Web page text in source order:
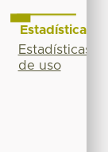
Estadísticas
Estadísticas
de uso